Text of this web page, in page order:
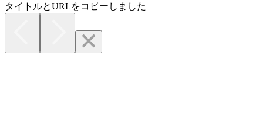
タイトルとURLをコピーしました